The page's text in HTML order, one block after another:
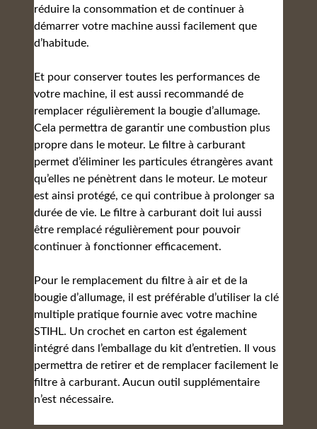
réduire la consommation et de continuer à
démarrer votre machine aussi facilement que
d’habitude.
Et pour conserver toutes les performances de
votre machine, il est aussi recommandé de
remplacer régulièrement la bougie d’allumage.
Cela permettra de garantir une combustion plus
propre dans le moteur. Le filtre à carburant
permet d’éliminer les particules étrangères avant
qu’elles ne pénètrent dans le moteur. Le moteur
est ainsi protégé, ce qui contribue à prolonger sa
durée de vie. Le filtre à carburant doit lui aussi
être remplacé régulièrement pour pouvoir
continuer à fonctionner efficacement.
Pour le remplacement du filtre à air et de la
bougie d’allumage, il est préférable d’utiliser la clé
multiple pratique fournie avec votre machine
STIHL. Un crochet en carton est également
intégré dans l’emballage du kit d’entretien. Il vous
permettra de retirer et de remplacer facilement le
filtre à carburant. Aucun outil supplémentaire
n’est nécessaire.